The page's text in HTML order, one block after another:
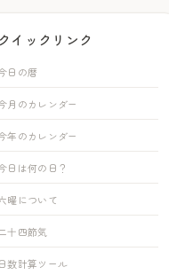
クイックリンク
日の暦
月のカレンダー
年のカレンダー
日は何の日？
曜について
十四節気
日数計算ツール